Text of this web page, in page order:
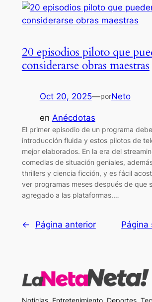
20 episodios piloto que
considerarse obras maestras
Oct 20, 2025—porNeto
en Anécdotas
El primer episodio de un programa
introducción fluida y estos pilotos de
mejor elaborados. En la era del
comedias de situación geniales,
thrillers y ciencia ficción, y es fácil
ver programas meses después de que
agregado a las plataformas.…
← Página anterior Página
Noticias, Entretenimiento, Deportes,